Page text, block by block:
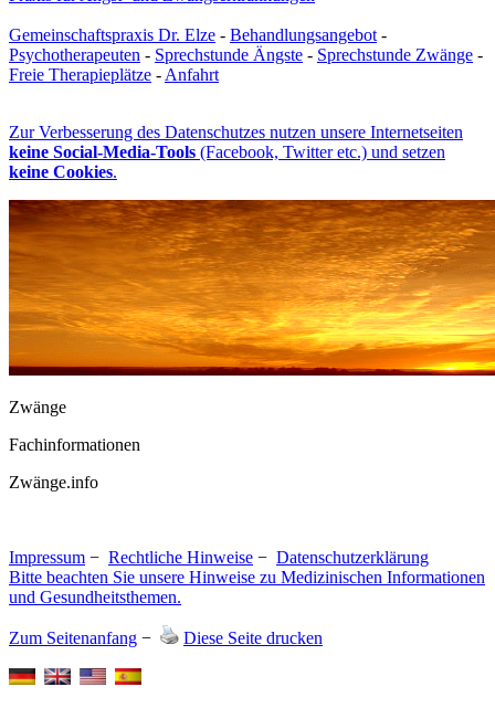
Gemeinschaftspraxis Dr. Elze - Behandlungsangebot -
Psychotherapeuten - Sprechstunde Ängste - Sprechstunde Zwänge -
Freie Therapieplätze - Anfahrt
Zur Verbesserung des Datenschutzes nutzen unsere Internetseiten
keine Social-Media-Tools (Facebook, Twitter etc.) und setzen
keine Cookies.
Zwänge
Fachinformationen
Zwänge.info
Impressum − Rechtliche Hinweise − Datenschutzerklärung
Bitte beachten Sie unsere Hinweise zu Medizinischen Informationen
und Gesundheitsthemen.
Zum Seitenanfang − Diese Seite drucken